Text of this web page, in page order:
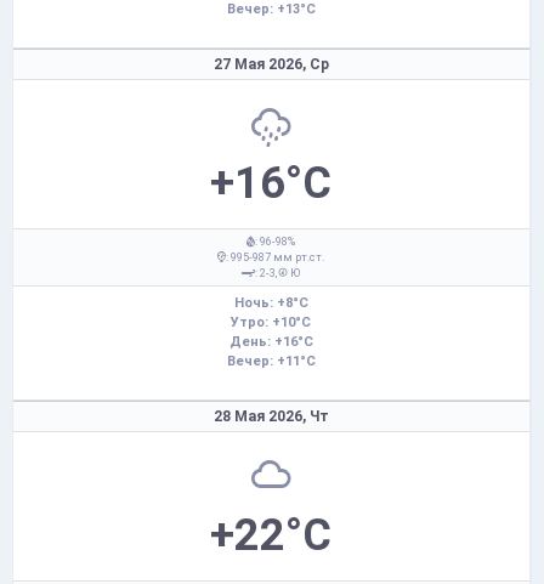
Вечер: +13°C
27 Мая 2026, Ср
+16°C
: 96-98%
: 995-987 мм рт.ст.
: 2-3,
Ю
Ночь: +8°C
Утро: +10°C
День: +16°C
Вечер: +11°C
28 Мая 2026, Чт
+22°C